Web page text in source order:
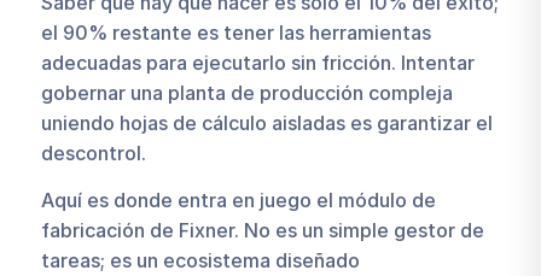
el 90% restante es tener las herramientas
adecuadas para ejecutarlo sin fricción. Intentar
gobernar una planta de producción compleja
uniendo hojas de cálculo aisladas es garantizar el
descontrol.
Aquí es donde entra en juego el módulo de
fabricación de Fixner. No es un simple gestor de
tareas; es un ecosistema diseñado